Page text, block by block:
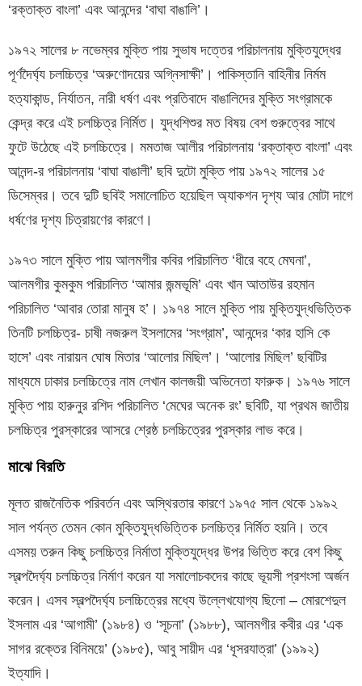
‘রক্তাক্ত বাংলা’ এবং আনন্দের ‘বাঘা বাঙালি’।
১৯৭২ সালের ৮ নভেম্বর মুক্তি পায় সুভাষ দত্তের পরিচালনায় মুক্তিযুদ্ধের
পূর্ণদৈর্ঘ্য চলচ্চিত্র ‘অরুণোদয়ের অগ্নিসাক্ষী’। পাকিস্তানি বাহিনীর নির্মম
হত্যাকান্ড, নির্যাতন, নারী ধর্ষণ এবং প্রতিবাদে বাঙালিদের মুক্তি সংগ্রামকে
কেন্দ্র করে এই চলচ্চিত্র নির্মিত। যুদ্ধশিশুর মত বিষয় বেশ গুরুত্বের সাথে
ফুটে উঠেছে এই চলচ্চিত্রে। মমতাজ আলীর পরিচালনায় ‘রক্তাক্ত বাংলা’ এবং
আনন্দ-র পরিচালনায় ‘বাঘা বাঙালী’ ছবি দুটো মুক্তি পায় ১৯৭২ সালের ১৫
ডিসেম্বর। তবে দুটি ছবিই সমালোচিত হয়েছিল অ্যাকশন দৃশ্য আর মোটা দাগে
ধর্ষণের দৃশ্য চিত্রায়ণের কারণে।
১৯৭৩ সালে মুক্তি পায় আলমগীর কবির পরিচালিত ‘ধীরে বহে মেঘনা’,
আলমগীর কুমকুম পরিচালিত ‘আমার জন্মভূমি’ এবং খান আতাউর রহমান
পরিচালিত ‘আবার তোরা মানুষ হ’। ১৯৭৪ সালে মুক্তি পায় মুক্তিযুদ্ধভিত্তিক
তিনটি চলচ্চিত্র- চাষী নজরুল ইসলামের ‘সংগ্রাম’, আনন্দের ‘কার হাসি কে
হাসে’ এবং নারায়ন ঘোষ মিতার ‘আলোর মিছিল’। ‘আলোর মিছিল’ ছবিটির
মাধ্যমে ঢাকার চলচ্চিত্রে নাম লেখান কালজয়ী অভিনেতা ফারুক। ১৯৭৬ সালে
মুক্তি পায় হারুনুর রশিদ পরিচালিত ‘মেঘের অনেক রং’ ছবিটি, যা প্রথম জাতীয়
চলচ্চিত্র পুরস্কারের আসরে শ্রেষ্ঠ চলচ্চিত্রের পুরস্কার লাভ করে।
মাঝে বিরতি
মূলত রাজনৈতিক পরিবর্তন এবং অস্থিরতার কারণে ১৯৭৫ সাল থেকে ১৯৯২
সাল পর্যন্ত তেমন কোন মুক্তিযুদ্ধভিত্তিক চলচ্চিত্র নির্মিত হয়নি। তবে
এসময় তরুন কিছু চলচ্চিত্র নির্মাতা মুক্তিযুদ্ধের উপর ভিত্তি করে বেশ কিছু
স্বল্পদৈর্ঘ্য চলচ্চিত্র নির্মাণ করেন যা সমালোচকদের কাছে ভূয়সী প্রশংসা অর্জন
করেন। এসব স্বল্পদৈর্ঘ্য চলচ্চিত্রের মধ্যে উল্লেখযোগ্য ছিলো – মোরশেদুল
ইসলাম এর ‘আগামী’ (১৯৮৪) ও ‘সূচনা’ (১৯৮৮), আলমগীর কবীর এর ‘এক
সাগর রক্তের বিনিময়ে’ (১৯৮৫), আবু সায়ীদ এর ‘ধূসরযাত্রা’ (১৯৯২)
ইত্যাদি।